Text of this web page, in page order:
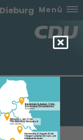
Menü
EINEM
TEAM